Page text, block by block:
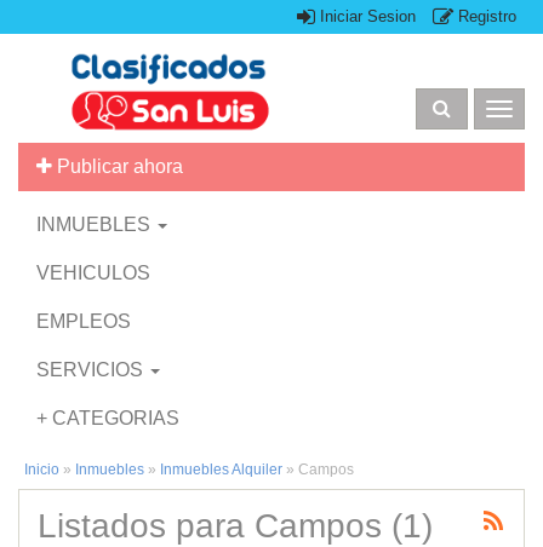
Iniciar Sesion Registro
Publicar ahora
INMUEBLES
VEHICULOS
EMPLEOS
SERVICIOS
+ CATEGORIAS
Inicio » Inmuebles » Inmuebles Alquiler » Campos
Listados para Campos (1)